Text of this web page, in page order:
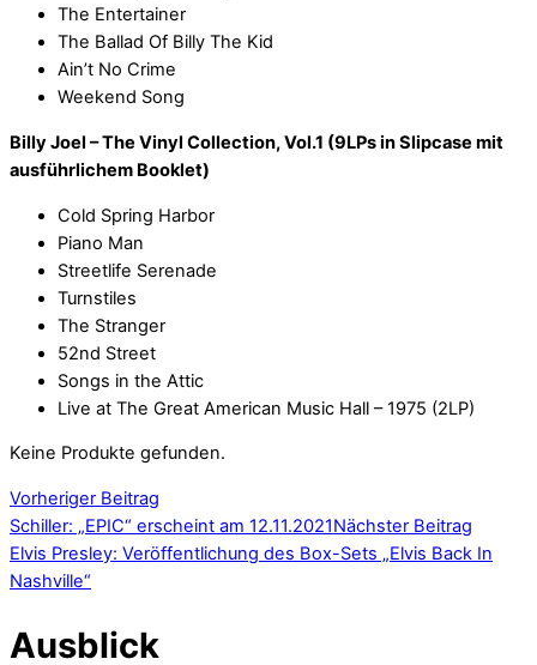
The Entertainer
The Ballad Of Billy The Kid
Ain’t No Crime
Weekend Song
Billy Joel – The Vinyl Collection, Vol.1 (9LPs in Slipcase mit
ausführlichem Booklet)
Cold Spring Harbor
Piano Man
Streetlife Serenade
Turnstiles
The Stranger
52nd Street
Songs in the Attic
Live at The Great American Music Hall – 1975 (2LP)
Keine Produkte gefunden.
Vorheriger Beitrag
Schiller: „EPIC“ erscheint am 12.11.2021Nächster Beitrag
Elvis Presley: Veröffentlichung des Box-Sets „Elvis Back In
Nashville“
Ausblick